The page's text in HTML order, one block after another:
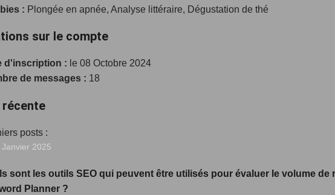
: Plongée en apnée, Analyse littéraire, Dégustation de thé
sur le compte
d'inscription : le 08 Octobre 2024
de messages : 18
posts :
Janvier 2025
sont les outils SEO qui peuvent être utilisés pour évaluer le volume
Planner ?